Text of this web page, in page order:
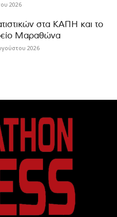
2026
στα ΚΑΠΗ και το
Μαραθώνα
2026